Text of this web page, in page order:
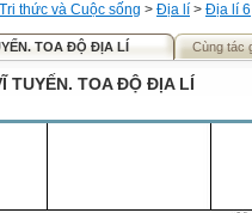
thức và Cuộc sống > Địa lí > Địa lí 6
TOA ĐỘ ĐỊA LÍ Cùng tác
TUYẾN. TOA ĐỘ ĐỊA LÍ